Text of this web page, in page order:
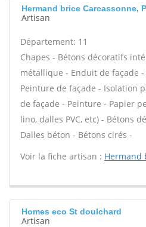
Hermand brice Carcassonne,
Artisan
Département: 11
Chapes - Bétons décoratifs
métallique - Enduit de façade
Peinture de façade - Isolation
de façade - Peinture - Papier
lino, dalles PVC, etc) - Bétons
Dalles béton - Bétons cirés -
Voir la fiche artisan : Hermand
Homes eco St doulchard
Artisan